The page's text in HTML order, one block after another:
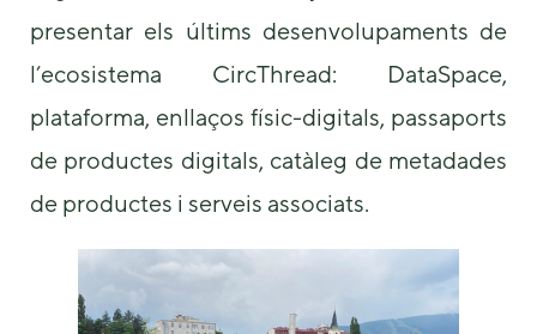
presentar els últims desenvolupaments de
l’ecosistema CircThread: DataSpace,
plataforma, enllaços físic-digitals, passaports
de productes digitals, catàleg de metadades
de productes i serveis associats.
Statistics
In order for
us to
improve the
website's
functionality
structure,
website is